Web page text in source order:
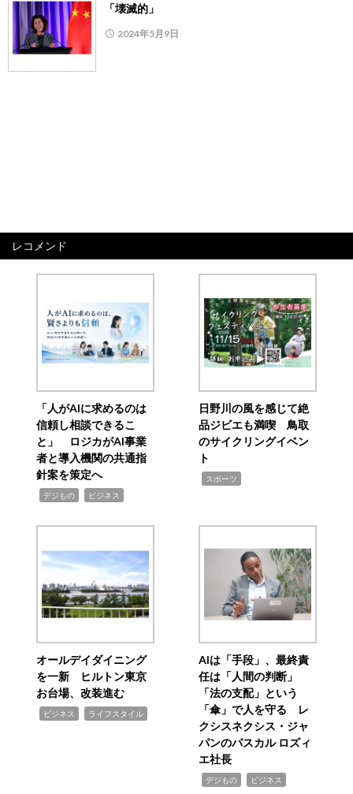
「壊滅的」
2024年5月9日
レコメンド
「人がAIに求めるのは
信頼し相談できるこ
と」 ロジカがAI事業
者と導入機関の共通指
針案を策定へ
デジもの ビジネス
日野川の風を感じて絶
品ジビエも満喫 鳥取
のサイクリングイベン
ト
スポーツ
オールデイダイニング
を一新 ヒルトン東京
お台場、改装進む
ビジネス ライフスタイル
AIは「手段」、最終責
任は「人間の判断」
「法の支配」という
「傘」で人を守る レ
クシスネクシス・ジャ
パンのパスカル ロズィ
エ社長
デジもの ビジネス